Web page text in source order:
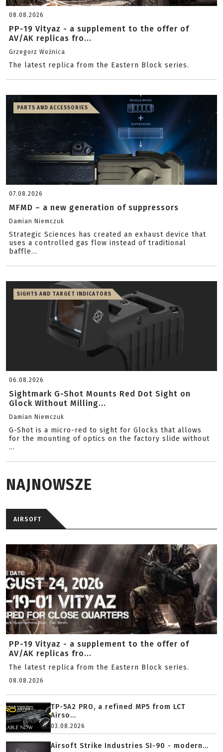
08.08.2026
PP-19 Vityaz - a supplement to the offer of
AV/AK replicas fro...
Grzegorz Woźnica
The latest replica from the Eastern Block series.
PARTS AND ACCESSORIES
07.08.2026
MFMD – a new generation of suppressors
Damian Niemczuk
Strategic Sciences has created an exhaust device that
uses a controlled gas flow instead of traditional
baffle...
SIGHTS AND TARGET INDICATORS
06.08.2026
Sightmark G-Shot Mounts Red Dot Sight on
Glock Without Milling...
Damian Niemczuk
G-Shot is a micro-red to sight for Glocks that allows
for the mounting of optics on the factory slide without
...
NAJNOWSZE
AIRSOFT
PP-19 Vityaz - a supplement to the offer of
AV/AK replicas fro...
The latest replica from the Eastern Block series.
08.08.2026
TP-5A2 PRO, a refined MP5 from LCT
Airso...
03.08.2026
Airsoft Strike Industries SI-90 - modern...